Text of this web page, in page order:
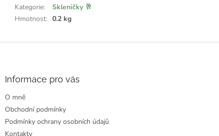
Kategorie:
Skleničky 🥂
Hmotnost: 0.2 kg
Informace pro vás
O mně
Obchodní podmínky
Podmínky ochrany osobních údajů
Kontakty